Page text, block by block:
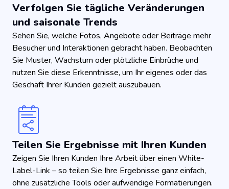
Verfolgen Sie tägliche Veränderungen
und saisonale Trends
Sehen Sie, welche Fotos, Angebote oder Beiträge mehr
Besucher und Interaktionen gebracht haben. Beobachten
Sie Muster, Wachstum oder plötzliche Einbrüche und
nutzen Sie diese Erkenntnisse, um Ihr eigenes oder das
Geschäft Ihrer Kunden gezielt auszubauen.
Teilen Sie Ergebnisse mit Ihren Kunden
Zeigen Sie Ihren Kunden Ihre Arbeit über einen White-
Label-Link – so teilen Sie Ihre Ergebnisse ganz einfach,
ohne zusätzliche Tools oder aufwendige Formatierungen.